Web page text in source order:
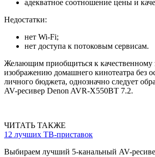
адекватное соотношение цены и
Недостатки:
нет Wi-Fi;
нет доступа к потоковым сервисам.
Желающим приобщиться к качественному
изображению домашнего кинотеатра без
личного бюджета, однозначно следует
AV-ресивер Denon AVR-X550BT 7.2.
ЧИТАТЬ ТАКЖЕ
12 лучших ТВ-приставок
Выбираем лучший 5-канальный AV-